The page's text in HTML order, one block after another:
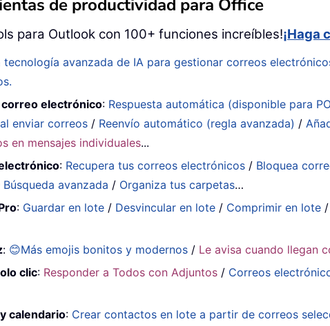
de productividad para Office
para Outlook con 100+ funciones increíbles!¡Haga
tecnología avanzada de IA para gestionar correos
electrónico: Respuesta automática (disponible para
enviar correos / Reenvío automático (regla avanzada) /
en mensajes individuales...
: Recupera tus correos electrónicos / Bloquea
Búsqueda avanzada / Organiza tus carpetas…
: Guardar en lote / Desvincular en lote / Comprimir en lote /
: 😊Más emojis bonitos y modernos / Le avisa cuando llegan
clic: Responder a Todos con Adjuntos / Correos
calendario: Crear contactos en lote a partir de correos